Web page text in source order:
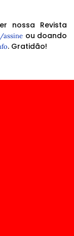
nossa Revista
assine ou doando
. Gratidão!